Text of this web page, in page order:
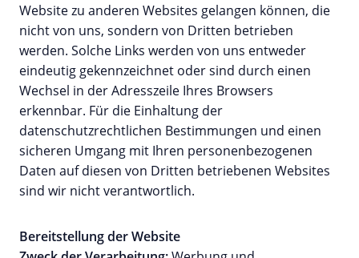
Website zu anderen Websites gelangen können, die
nicht von uns, sondern von Dritten betrieben
werden. Solche Links werden von uns entweder
eindeutig gekennzeichnet oder sind durch einen
Wechsel in der Adresszeile Ihres Browsers
erkennbar. Für die Einhaltung der
datenschutzrechtlichen Bestimmungen und einen
sicheren Umgang mit Ihren personenbezogenen
Daten auf diesen von Dritten betriebenen Websites
sind wir nicht verantwortlich.
Bereitstellung der Website